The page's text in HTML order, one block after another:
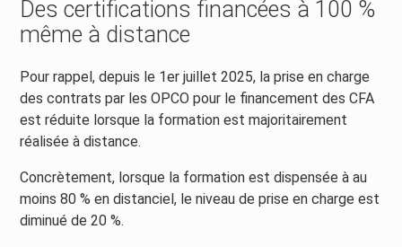
Des certifications financées à 100 %
même à distance
Pour rappel, depuis le 1er juillet 2025, la prise en charge
des contrats par les OPCO pour le financement des CFA
est réduite lorsque la formation est majoritairement
réalisée à distance.
Concrètement, lorsque la formation est dispensée à au
moins 80 % en distanciel, le niveau de prise en charge est
diminué de 20 %.